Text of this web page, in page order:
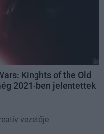
Kinghts of the Old
2021-ben jelentettek
vezetője